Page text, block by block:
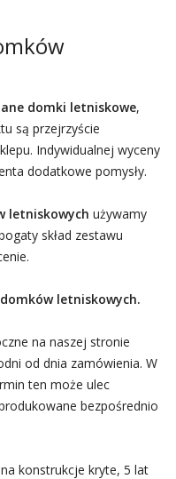
domki letniskowe,
są przejrzyście
Indywidualnej wyceny
dodatkowe pomysły.
letniskowych używamy
skład zestawu
letniskowych.
na naszej stronie
od dnia zamówienia. W
ten może ulec
bezpośrednio
konstrukcje kryte, 5 lat